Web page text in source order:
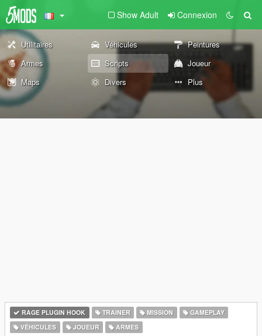
Show Adult Connexion
Utilitaires Véhicules
Peintures
Armes
Scripts
Joueur
Maps
Divers Plus
RAGE PLUGIN HOOK TRAINER MISSION
GAMEPLAY
VÉHICULES
JOUEUR ARMES